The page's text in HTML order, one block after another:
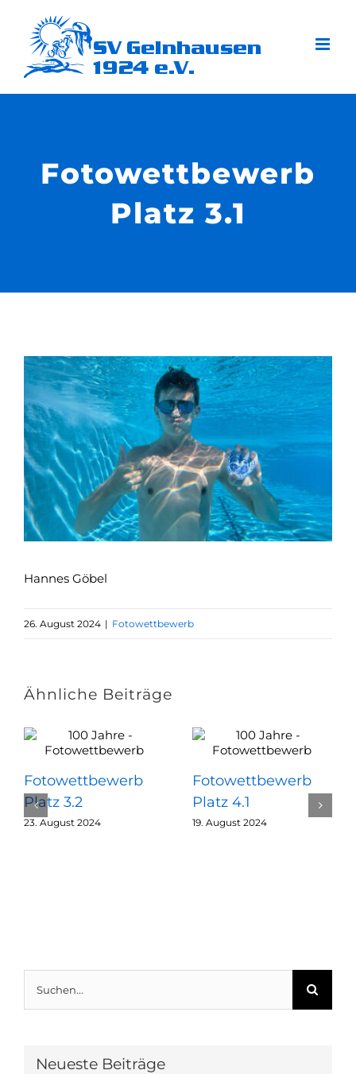
Inhalt
springen
Fotowettbewerb
Platz 3.1
Zeige
grösseres
Bild
Hannes Göbel
26. August 2024 | Fotowettbewerb
Ähnliche Beiträge
Fotowettbewerb
Platz 3.2
23. August 2024
Fotowettbewerb
Platz 4.1
19. August 2024
nach:
Neueste Beiträge